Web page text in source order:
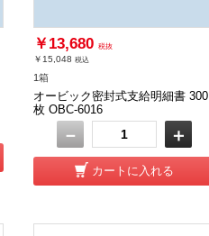
￥13,680 税抜
￥15,048 税込
1箱
オービック密封式支給明細書 300
枚 OBC-6016
－ ＋
カートに入れる